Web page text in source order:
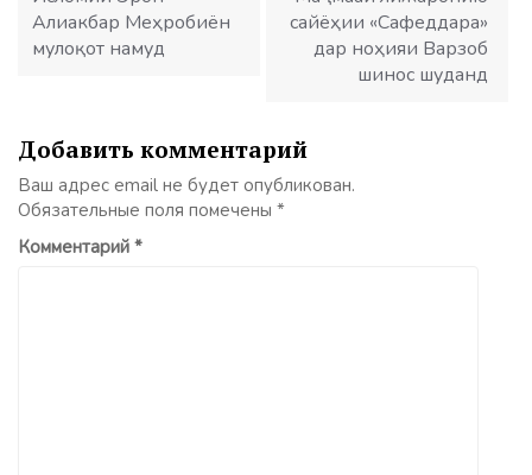
Алиакбар Меҳробиён
мулоқот намуд
сайёҳии «Сафеддара»
дар ноҳияи Варзоб
шинос шуданд
Добавить комментарий
Ваш адрес email не будет опубликован.
Обязательные поля помечены *
Комментарий *